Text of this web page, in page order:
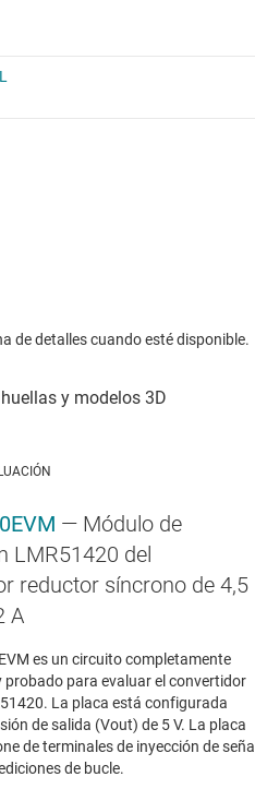
de detalles cuando esté disponible.
— Módulo de
LMR51420 del
reductor síncrono de 4,5
A
es un circuito completamente
probado para evaluar el convertidor
La placa está configurada
de salida (Vout) de 5 V. La placa
de terminales de inyección de señal
de bucle.